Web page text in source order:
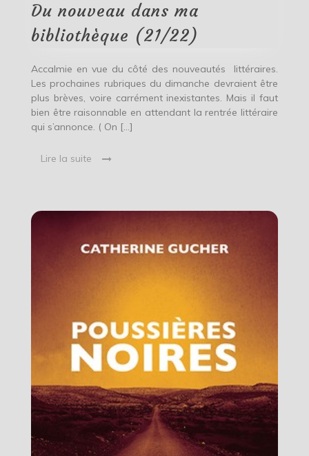
bibliothèque
(21/22)
Du nouveau dans ma
bibliothèque (21/22)
Accalmie en vue du côté des nouveautés littéraires.
Les prochaines rubriques du dimanche devraient être
plus brèves, voire carrément inexistantes. Mais il faut
bien être raisonnable en attendant la rentrée littéraire
qui s’annonce. ( On […]
Lire la suite